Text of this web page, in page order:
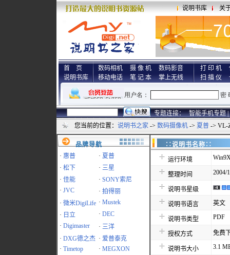
说明书库 关
首 页
说明书库
数码相机 摄 像 机
数码影音
移动电话
笔 记 本 掌上无线
打 印 机
扫 描 仪
专题连接： 智能手机专题 |
您当前的位置： 说明书之家 -> 数码摄像机 -> 夏普 -> VL-
品牌导航
· 惠普 · 夏普
· 松下 · 三星
· 佳能 · SONY索尼
· JVC · 拍得丽
· 微米DigiLife · Mustek
· 日立 · DEC
· Digimaster · 三洋
· DXG德之杰 · 爱普泰克
· Timetop · MEGXON
∷说明书名
运行环境
整理时间 2004/
说明书星级
说明书语言 英文
说明书类型 PDF
授权方式 免费
说明书大小 3.1